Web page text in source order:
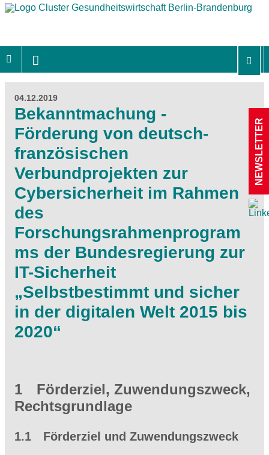
04.12.2019
Bekanntmachung -
Förderung von deutsch-
französischen
Verbundprojekten zur
Cybersicherheit im Rahmen
des
Forschungsrahmenprogram
ms der Bundesregierung zur
IT-Sicherheit
„Selbstbestimmt und sicher
in der digitalen Welt 2015 bis
2020“
1 Förderziel, Zuwendungszweck,
Rechtsgrundlage
1.1 Förderziel und Zuwendungszweck
NEWSLETTER